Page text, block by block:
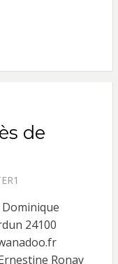
de
24100
Ronay